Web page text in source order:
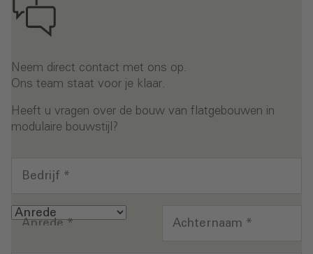
Neem direct contact met ons op.
Ons team staat voor je klaar.
Heeft u vragen over de bouw van flatgebouwen in
modulaire bouwstijl?
Bedrijf *
Anrede* Achternaam *